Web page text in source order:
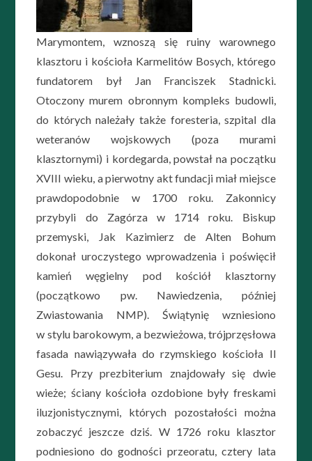
Marymontem, wznoszą się ruiny warownego
klasztoru i kościoła Karmelitów Bosych, którego
fundatorem był Jan Franciszek Stadnicki.
Otoczony murem obronnym kompleks budowli,
do których należały także foresteria, szpital dla
weteranów wojskowych (poza murami
klasztornymi) i kordegarda, powstał na początku
XVIII wieku, a pierwotny akt fundacji miał miejsce
prawdopodobnie w 1700 roku. Zakonnicy
przybyli do Zagórza w 1714 roku. Biskup
przemyski, Jak Kazimierz de Alten Bohum
dokonał uroczystego wprowadzenia i poświęcił
kamień węgielny pod kościół klasztorny
(początkowo pw. Nawiedzenia, później
Zwiastowania NMP). Świątynię wzniesiono
w stylu barokowym, a bezwieżowa, trójprzęsłowa
fasada nawiązywała do rzymskiego kościoła Il
Gesu. Przy prezbiterium znajdowały się dwie
wieże; ściany kościoła ozdobione były freskami
iluzjonistycznymi, których pozostałości można
zobaczyć jeszcze dziś. W 1726 roku klasztor
podniesiono do godności przeoratu, cztery lata